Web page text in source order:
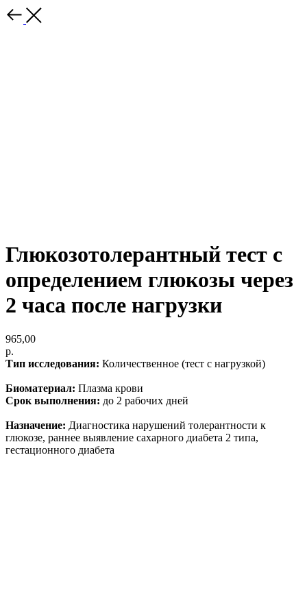
Глюкозотолерантный тест с
определением глюкозы через
2 часа после нагрузки
965,00
р.
Тип исследования: Количественное (тест с нагрузкой)
Биоматериал: Плазма крови
Срок выполнения: до 2 рабочих дней
Назначение: Диагностика нарушений толерантности к
глюкозе, раннее выявление сахарного диабета 2 типа,
гестационного диабета